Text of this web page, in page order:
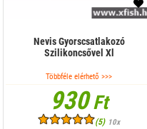
Nevis Gyorscsatlakozó
Szilikoncsővel Xl
Többféle elérhető >>>
930Ft
(5) 10x